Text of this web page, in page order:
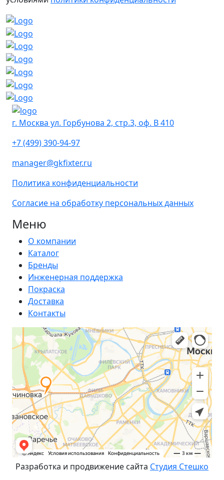
г. Москва ул. Горбунова 2, стр.3, оф. В 410
+7 (499) 390-94-97
manager@gkfixter.ru
Политика конфиденциальности
Согласие на обработку персональных данных
Меню
О компании
Каталог
Бренды
Инженерная поддержка
Покраска
Доставка
Контакты
Разработка и продвижение сайта Студия Стешко